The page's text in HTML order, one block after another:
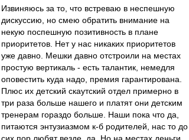
Извиняюсь за то, что встреваю в неспешную
дискуссию, но смею обратить внимание на
некую поспешную позитивность в плане
приоритетов. Нет у нас никаких приоритетов
уже давно. Мешки давно отстроили на местах
простую вертикаль - есть талантик, немедля
оповестить куда надо, премия гарантирована.
Плюс их детский скаутский отдел примерно в
три раза больше нашего и платят они детским
тренерам гораздо больше. Наши пока что да,
питаются энтузиазмом к-б родителей, нас то до